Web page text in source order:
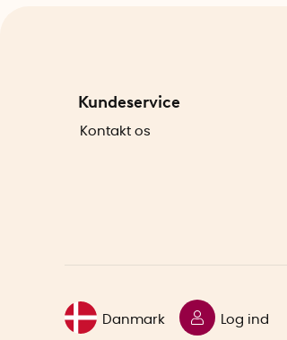
Kundeservice
Kontakt os
Danmark Log ind